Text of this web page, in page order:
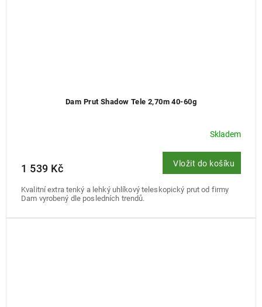
Dam Prut Shadow Tele 2,70m 40-60g
Skladem
1 539 Kč Vložit do košíku
Kvalitní extra tenký a lehký uhlíkový teleskopický prut od firmy
Dam vyrobený dle posledních trendů.